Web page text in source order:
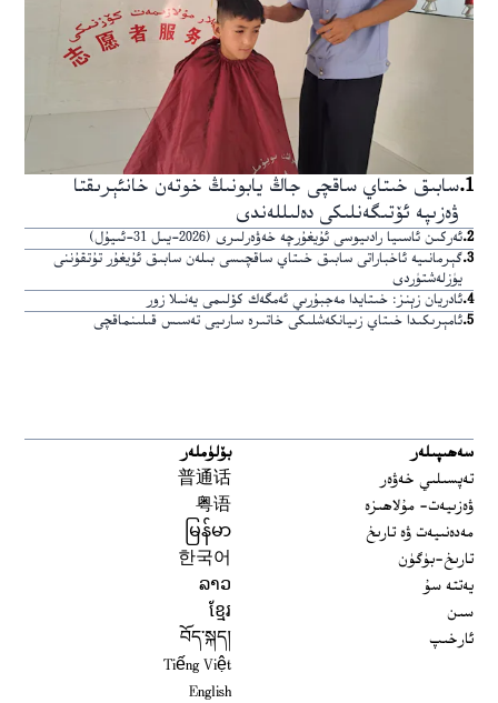
1
.سابىق خىتاي ساقچى جاڭ يابونىڭ خوتەن خانئېرىقتا
ۋەزىپە ئۆتىگەنلىكى دەلىللەندى
2
.ئەركىن ئاسىيا رادىيوسى ئۇيغۇرچە خەۋەرلىرى (2026-يىل 31-ئىيۇل)
3
.گېرمانىيە ئاخباراتى سابىق خىتاي ساقچىسى بىلەن سابىق ئۇيغۇر تۇتقۇننى
يۈزلەشتۈردى
4
.ئادريان زېنز: خىتايدا مەجبۇرىي ئەمگەك كۆلىمى يەنىلا زور
5
.ئامېرىكىدا خىتاي زىيانكەشلىكى خاتىرە سارىيى تەسىس قىلىنماقچى
سەھىپىلەر
تەپسىلىي خەۋەر
ۋەزىيەت- مۇلاھىزە
مەدەنىيەت ۋە تارىخ
تارىخ-بۈگۈن
يەتتە سۇ
سىن
ئارخىپ
بۆلۈملەر
普通话
粤语
မြန်မာ
한국어
ລາວ
ខ្មែរ
བོད་སྐད།
Tiếng Việt
English